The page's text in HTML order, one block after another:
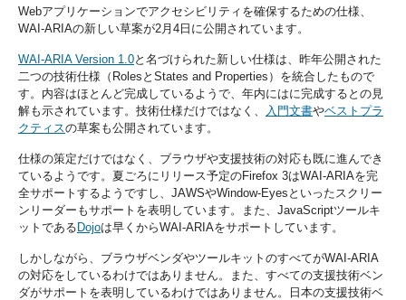
Webアプリケーションでアクセシビリティを確保するための仕様、
WAI-ARIAの新しい草案が2月4日に公開されています。
WAI-ARIA Version 1.0と名づけられた新しい仕様は、昨年公開された
二つの技術仕様（RolesとStates and Properties）を統合したもので
す。内容はほとんど完成しているようで、年内にはに完成するとの見
解も示されています。技術仕様だけではなく、
入門文書やベストプラ
クティスの草案も公開されています。
仕様の策定だけではなく、ブラウザや支援技術の対応も既に進んでき
ているようです。夏ごろにリリース予定のFirefox 3はWAI-ARIAを完
全サポートするようですし、JAWSやWindow-Eyesといったスクリー
ンリーダーもサポートを表明しています。また、JavaScriptツールキ
ットである Dojoは早くからWAI-ARIAをサポートしています。
しかしながら、ブラウザベンダやツールキットのすべてがWAI-ARIA
の対応をしているわけではありません。また、すべての支援技術ベン
ダがサポートを表明しているわけではありません。日本の支援技術ベ